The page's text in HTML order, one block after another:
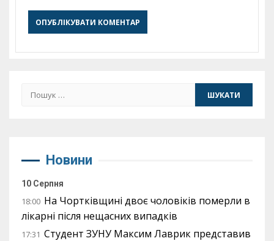
Пошук:
Новини
10 Серпня
18:00 На Чортківщині двоє чоловіків померли в
лікарні після нещасних випадків
17:31 Студент ЗУНУ Максим Лаврик представив